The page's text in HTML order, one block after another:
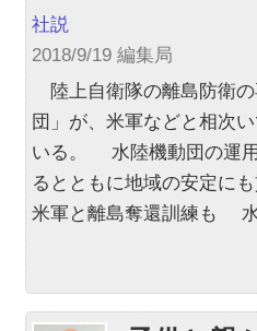
社説
2018/9/19 編集局
陸上自衛隊の離島防衛
団」が、米軍などと相次
いる。 水陸機動団の運
るとともに地域の安定に
米軍と離島奪還訓練も